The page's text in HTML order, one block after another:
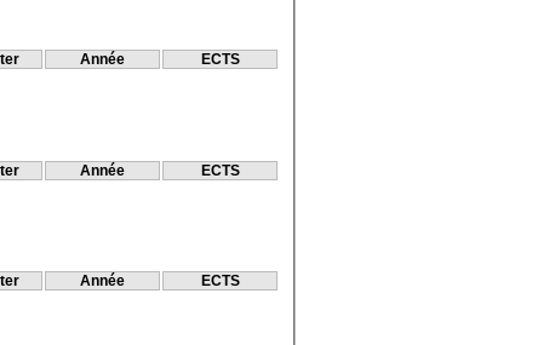
Année ECTS
Année ECTS
Année ECTS